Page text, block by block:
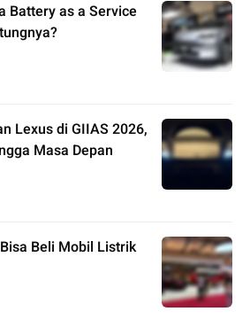
Battery as a Service
Lexus di GIIAS 2026,
Masa Depan
Beli Mobil Listrik